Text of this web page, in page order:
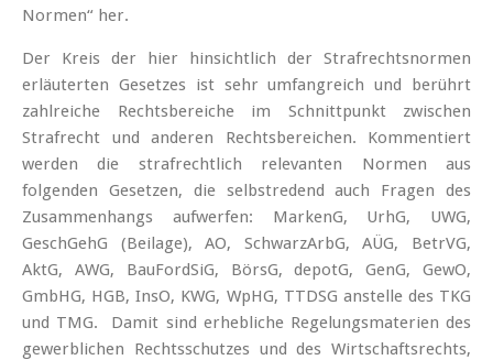
Normen“ her.
Der Kreis der hier hinsichtlich der Strafrechtsnormen
erläuterten Gesetzes ist sehr umfangreich und berührt
zahlreiche Rechtsbereiche im Schnittpunkt zwischen
Strafrecht und anderen Rechtsbereichen. Kommentiert
werden die strafrechtlich relevanten Normen aus
folgenden Gesetzen, die selbstredend auch Fragen des
Zusammenhangs aufwerfen: MarkenG, UrhG, UWG,
GeschGehG (Beilage), AO, SchwarzArbG, AÜG, BetrVG,
AktG, AWG, BauFordSiG, BörsG, depotG, GenG, GewO,
GmbHG, HGB, InsO, KWG, WpHG, TTDSG anstelle des TKG
und TMG. Damit sind erhebliche Regelungsmaterien des
gewerblichen Rechtsschutzes und des Wirtschaftsrechts,